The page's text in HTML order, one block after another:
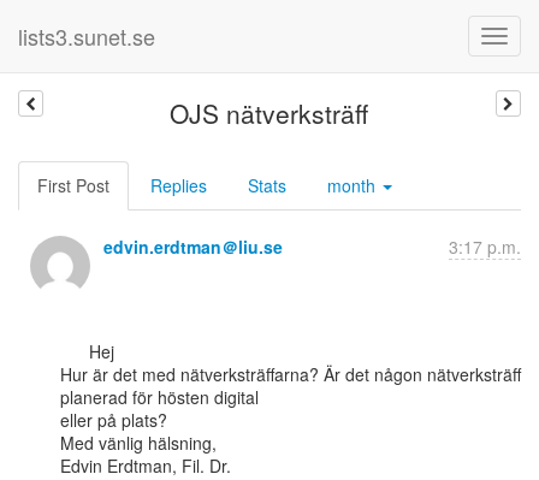
lists3.sunet.se
OJS nätverksträff
First Post Replies Stats month
edvin.erdtman＠liu.se 3:17 p.m.
Hur är det med nätverksträffarna? Är det någon nätverksträff
planerad för hösten digital
eller på plats?
Med vänlig hälsning,
Edvin Erdtman, Fil. Dr.